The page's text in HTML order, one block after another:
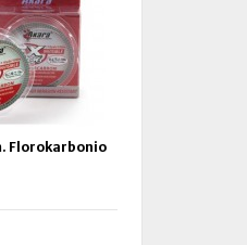
Florokarbonio